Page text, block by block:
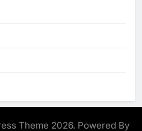
Theme 2026. Powered By